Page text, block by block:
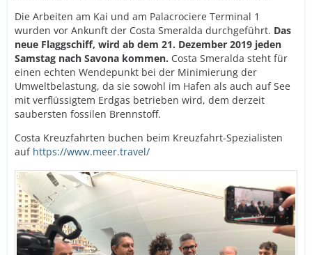
Die Arbeiten am Kai und am Palacrociere Terminal 1
wurden vor Ankunft der Costa Smeralda durchgeführt. Das
neue Flaggschiff, wird ab dem 21. Dezember 2019 jeden
Samstag nach Savona kommen. Costa Smeralda steht für
einen echten Wendepunkt bei der Minimierung der
Umweltbelastung, da sie sowohl im Hafen als auch auf See
mit verflüssigtem Erdgas betrieben wird, dem derzeit
saubersten fossilen Brennstoff.
Costa Kreuzfahrten buchen beim Kreuzfahrt-Spezialisten
auf https://www.meer.travel/